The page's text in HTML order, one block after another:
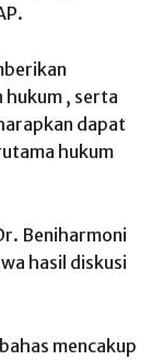
, serta
dapat
hukum
Beniharmoni
hasil diskusi
mencakup